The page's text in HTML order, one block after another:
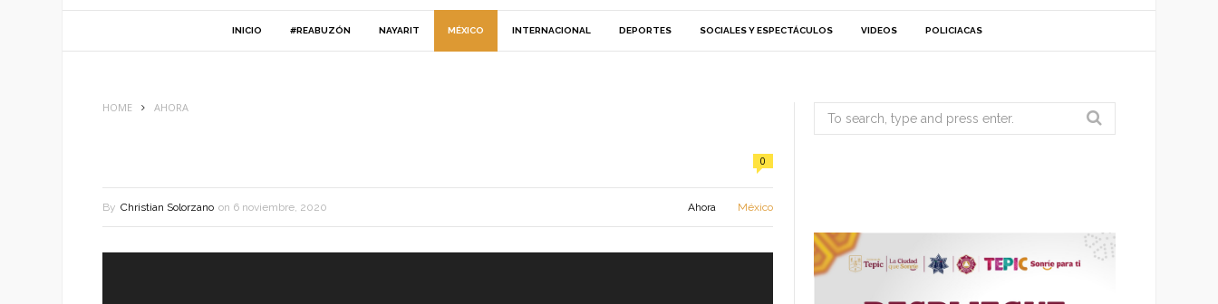
INICIO #REABUZÓN NAYARIT MÉXICO INTERNACIONAL DEPORTES SOCIALES Y ESPECTÁCULOS VIDEOS POLICIACAS
HOME AHORA
0
By Christian Solorzano on 6 noviembre, 2020 Ahora México
Search
for: